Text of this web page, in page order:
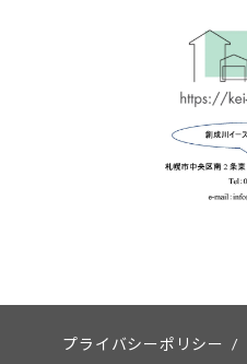
プライバシーポリシー /